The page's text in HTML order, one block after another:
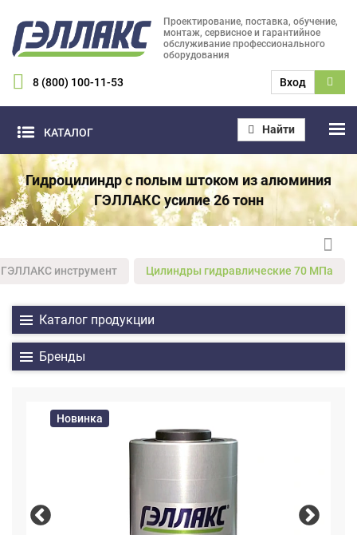
Проектирование, поставка, обучение,
монтаж, сервисное и гарантийное
обслуживание профессионального
оборудования
8 (800) 100-11-53 Вход
КАТАЛОГ Найти
Гидроцилиндр с полым штоком из алюминия
ГЭЛЛАКС усилие 26 тонн
ГЭЛЛАКС инструмент Цилиндры гидравлические 70 МПа
Каталог продукции
Бренды
Новинка